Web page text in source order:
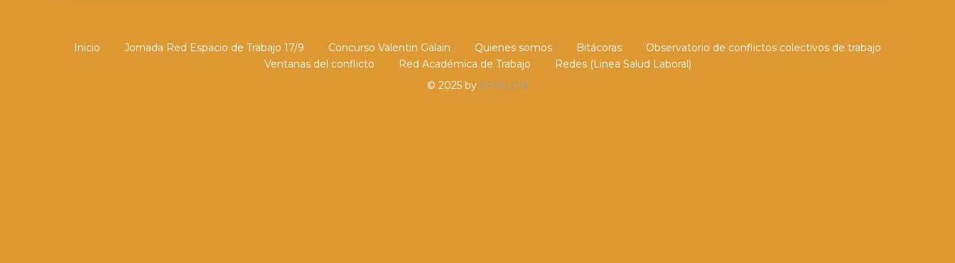
Inicio Jornada Red Espacio de Trabajo 17/9 Concurso Valentin Galain Quienes somos Bitácoras
Observatorio de conflictos colectivos de trabajo
Ventanas del conflicto
Red Académica de Trabajo
Redes (Linea Salud Laboral)
© 2025 by EPSILON